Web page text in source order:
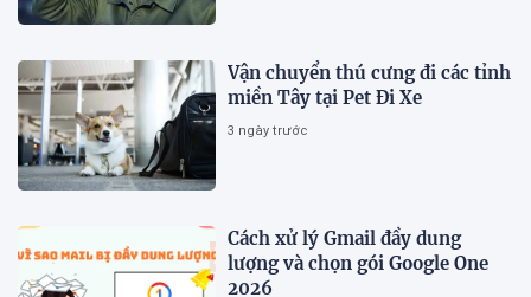
Vận chuyển thú cưng đi các tỉnh
miền Tây tại Pet Đi Xe
3 ngày trước
Cách xử lý Gmail đầy dung
lượng và chọn gói Google One
2026